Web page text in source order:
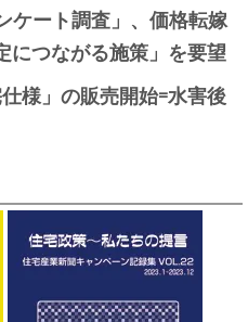
ケート調査」、価格転嫁
につながる施策」を要望
様」の販売開始=水害後